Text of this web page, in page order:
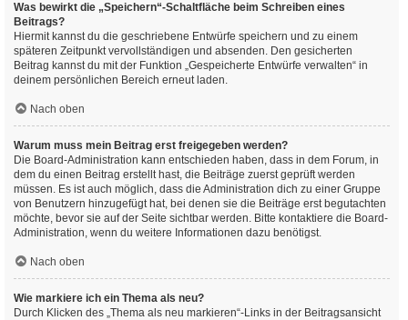
Was bewirkt die „Speichern“-Schaltfläche beim Schreiben eines
Beitrags?
Hiermit kannst du die geschriebene Entwürfe speichern und zu einem
späteren Zeitpunkt vervollständigen und absenden. Den gesicherten
Beitrag kannst du mit der Funktion „Gespeicherte Entwürfe verwalten“ in
deinem persönlichen Bereich erneut laden.
Nach oben
Warum muss mein Beitrag erst freigegeben werden?
Die Board-Administration kann entschieden haben, dass in dem Forum, in
dem du einen Beitrag erstellt hast, die Beiträge zuerst geprüft werden
müssen. Es ist auch möglich, dass die Administration dich zu einer Gruppe
von Benutzern hinzugefügt hat, bei denen sie die Beiträge erst begutachten
möchte, bevor sie auf der Seite sichtbar werden. Bitte kontaktiere die Board-
Administration, wenn du weitere Informationen dazu benötigst.
Nach oben
Wie markiere ich ein Thema als neu?
Durch Klicken des „Thema als neu markieren“-Links in der Beitragsansicht